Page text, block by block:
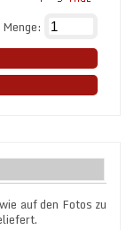
Menge:
auf den Fotos zu